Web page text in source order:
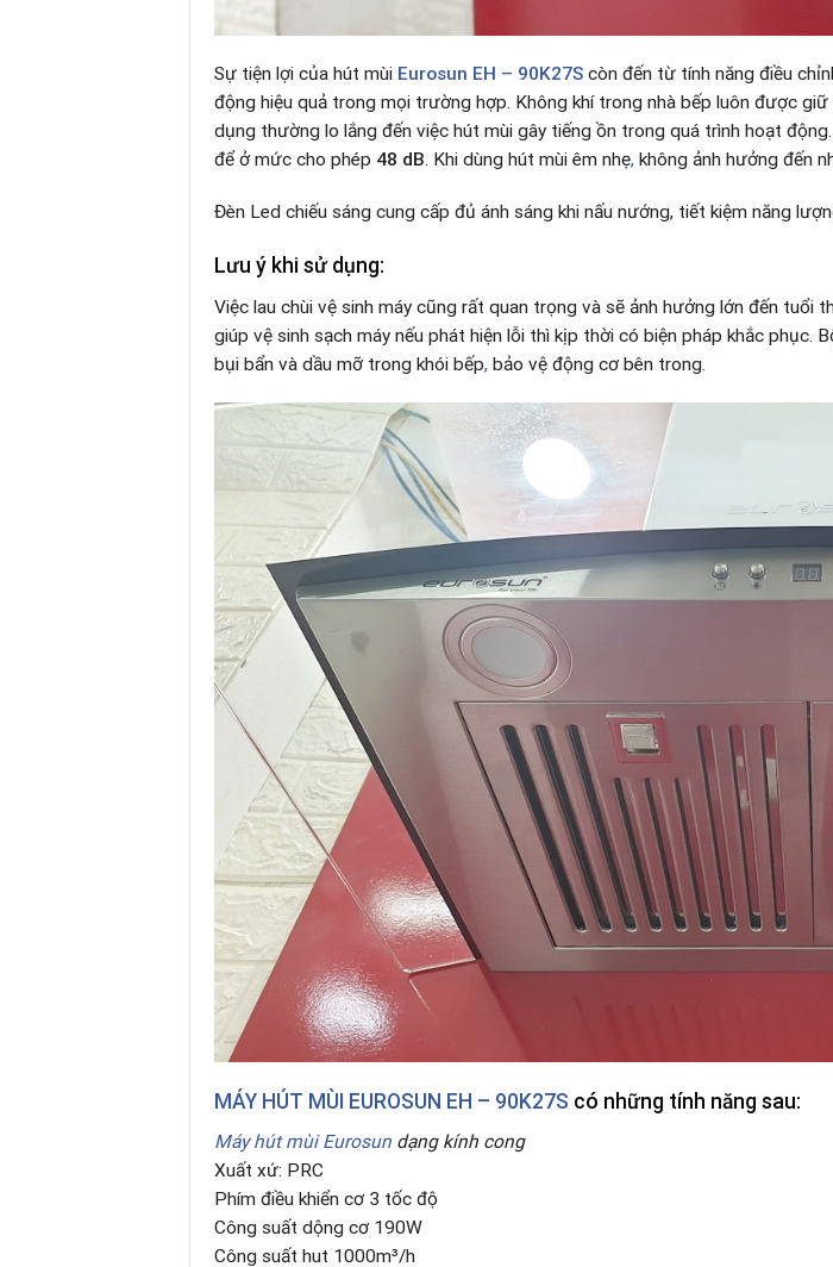
Sự tiện lợi của hút mùi Eurosun EH – 90K27S còn đến từ tính năng điều
động hiệu quả trong mọi trường hợp. Không khí trong nhà bếp luôn được
dụng thường lo lắng đến việc hút mùi gây tiếng ồn trong quá trình hoạt
để ở mức cho phép 48 dB. Khi dùng hút mùi êm nhẹ, không ảnh hưởng đến
Đèn Led chiếu sáng cung cấp đủ ánh sáng khi nấu nướng, tiết kiệm năng
Lưu ý khi sử dụng:
Việc lau chùi vệ sinh máy cũng rất quan trọng và sẽ ảnh hưởng lớn đến tuổi
giúp vệ sinh sạch máy nếu phát hiện lỗi thì kịp thời có biện pháp khắc
bụi bẩn và dầu mỡ trong khói bếp, bảo vệ động cơ bên trong.
MÁY HÚT MÙI EUROSUN EH – 90K27S có những tính năng sau:
Máy hút mùi Eurosun dạng kính cong
Xuất xứ: PRC
Phím điều khiển cơ 3 tốc độ
Công suất dộng cơ 190W
Công suất hut 1000m³/h